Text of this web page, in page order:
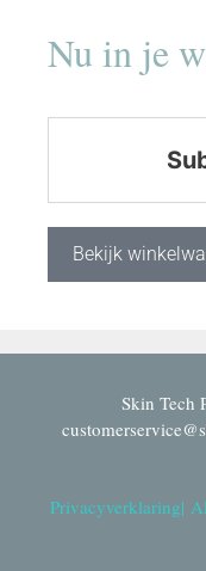
Nu in je
Bekijk
Skin Tech
Privacyverklaring|